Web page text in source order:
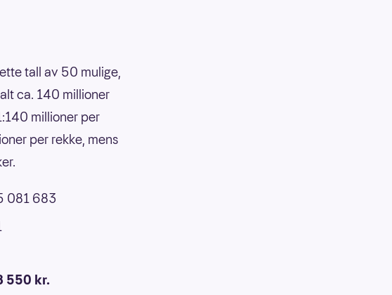
tall av 50 mulige,
ca. 140 millioner
millioner per
per rekke, mens
081 683
550 kr.